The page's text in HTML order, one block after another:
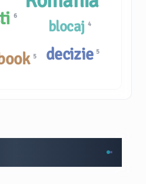
blocaj 4
decizie 5
5
6